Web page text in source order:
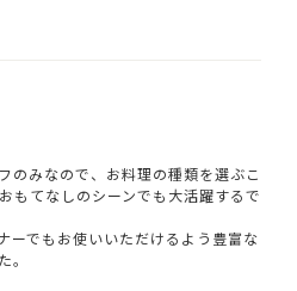
のみなので、お料理の種類を選ぶこ
もてなしのシーンでも大活躍するで
ーでもお使いいただけるよう豊富な
。